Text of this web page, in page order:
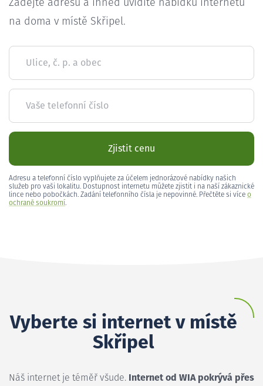
Zadejte adresu a ihned uvidíte nabídku internetu
na doma v místě Skřipel.
Ulice, č. p. a obec
Vaše telefonní číslo
Zjistit cenu
Adresu a telefonní číslo vyplňujete za účelem jednorázové nabídky našich
služeb pro vaši lokalitu. Dostupnost internetu můžete zjistit i na naší zákaznické
lince nebo pobočkách. Zadání telefonního čísla je nepovinné. Přečtěte si více o
ochraně soukromí.
Vyberte si internet v místě
Skřipel
Náš internet je téměř všude. Internet od WIA pokrývá přes